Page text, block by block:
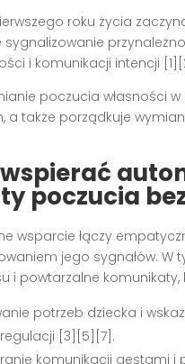
roku życia
sygnalizowanie
i komunikacji intencji
poczucia własności
a także porządkuje
poczucia
wsparcie łączy
jego sygnałów. W
i powtarzalne
potrzeb dziecka i
[3][5][7].
komunikacji gestami i